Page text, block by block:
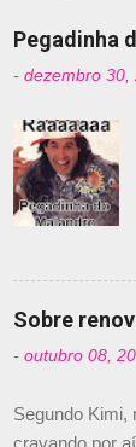
t
á
r
i
o
s
Pegadinha
- dezembro 30,
Sobre
- outubro 08,
Segundo Kimi,
cravando por